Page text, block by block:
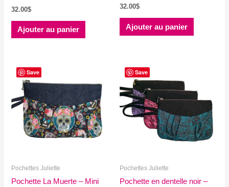
32.00$
Ajouter au panier
Note
sur 5
32.00$
Ajouter au panier
Save
Pochettes Juliette
Pochette La Muerte – Mini
Save
Pochettes Juliette
Pochette en dentelle noir –